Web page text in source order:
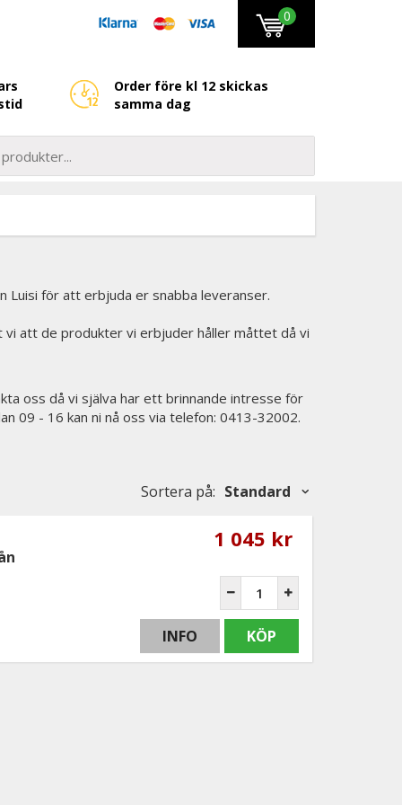
0
Order före kl 12 skickas
samma dag
för att erbjuda er snabba leveranser.
att de produkter vi erbjuder håller måttet då vi
oss då vi själva har ett brinnande intresse för
09 - 16 kan ni nå oss via telefon: 0413-32002.
Sortera på: Standard
1 045 kr
INFO KÖP